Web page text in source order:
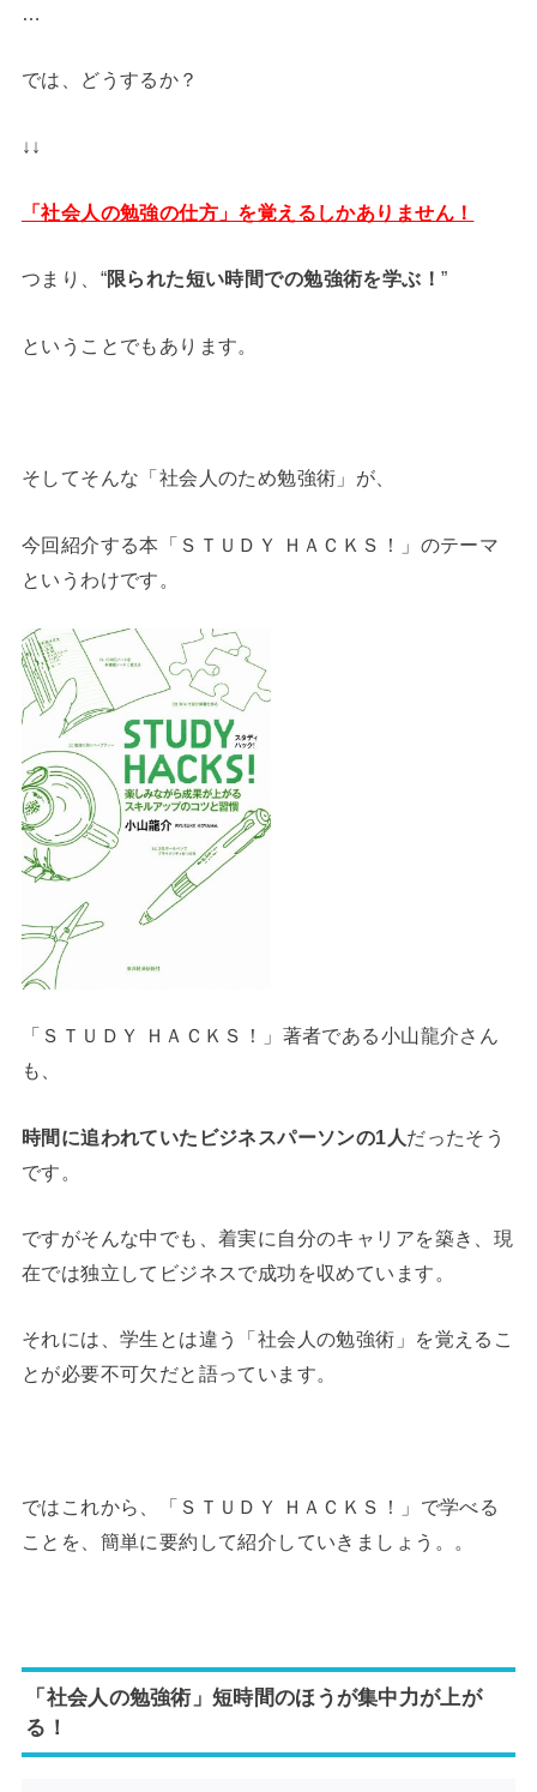
…
では、どうするか？
↓↓
「社会人の勉強の仕方」を覚えるしかありません！
つまり、“限られた短い時間での勉強術を学ぶ！ ”
ということでもあります。
そしてそんな「社会人のため勉強術」が、
今回紹介する本「ＳＴＵＤＹ ＨＡＣＫＳ！」のテーマ
というわけです。
「ＳＴＵＤＹ ＨＡＣＫＳ！」著者である小山龍介さん
も、
時間に追われていたビジネスパーソンの1人だったそう
です。
ですがそんな中でも、着実に自分のキャリアを築き、現
在では独立してビジネスで成功を収めています。
それには、学生とは違う「社会人の勉強術」を覚えるこ
とが必要不可欠だと語っています。
ではこれから、「ＳＴＵＤＹ ＨＡＣＫＳ！」で学べる
ことを、簡単に要約して紹介していきましょう。。
「社会人の勉強術」短時間のほうが集中力が上が
る！